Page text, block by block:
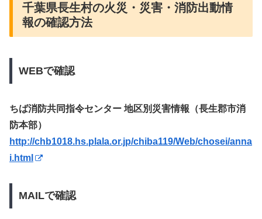
千葉県長生村の火災・災害・消防出動情
報の確認方法
WEBで確認
ちば消防共同指令センター 地区別災害情報（長生郡市消
防本部）
http://chb1018.hs.plala.or.jp/chiba119/Web/chosei/anna
i.html
MAILで確認